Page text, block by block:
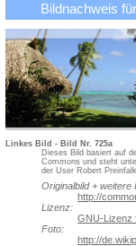
Bildnachweis
Linkes Bild - Bild Nr. 725a
Dieses Bild basiert auf
Commons und steht
der User Robert Preinfalk.
Originalbild + weitere
http://
Lizenz:
GNU-Lizenz
Foto:
http://